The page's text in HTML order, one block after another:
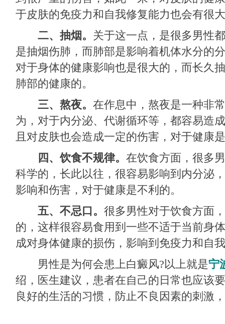
于皮肤的免疫力和自我修复能力也会有很
二、抽烟。 关于这一点，是很多男性
是抽烟伤肺，而肺部是影响着机体水分的
对于身体的健康影响也是很大的，而长久
肺部的健康的。
三、熬夜。 在作息中，熬夜是一种非
为，对于内分泌、代谢循环等，都容易造
且对皮肤也会造成一定的伤害，对于健康
四、饮食不规律。 在饮食方面，很多
科学的，长此以往，很容易影响到内分泌
影响和伤害，对于健康是不利的。
五、不忌口。 很多男性对于饮食方面
的，这样很容易食用到一些不适于当前身
成对身体健康的损伤，影响到免疫力和自
男性是为何会患上白癜风?以上就是宁
绍，医生建议，患者在自己的日常也应该
良好的生活的习惯，防止不良因素的刺激